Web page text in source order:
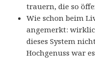
trauern, die so
Wie schon beim
angemerkt:
dieses System
Hochgenuss war